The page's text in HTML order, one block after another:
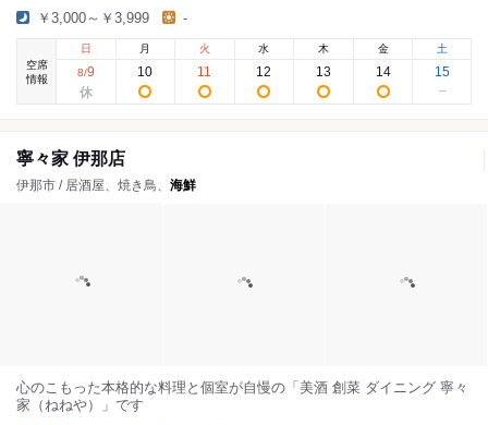
￥3,000～￥3,999 -
空席
情報
日
8/9
月
10
火
11
水
12
木
13
金
14
土
15
寧々家 伊那店
伊那市 / 居酒屋、焼き鳥、 海鮮
心のこもった本格的な料理と個室が自慢の「美酒 創菜 ダイニング 寧々
家（ねねや）」です